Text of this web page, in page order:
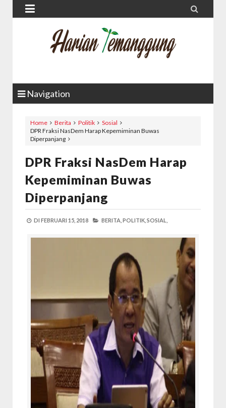
 
Navigation
Home Berita Politik
Sosial
DPR Fraksi NasDem Harap Kepemiminan Buwas
Diperpanjang
DPR Fraksi NasDem Harap
Kepemiminan Buwas
Diperpanjang
DI FEBRUARI 15, 2018 BERITA, POLITIK, SOSIAL,